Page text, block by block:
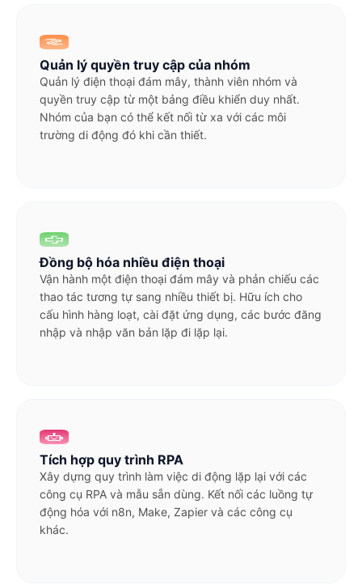
Quản lý quyền truy cập của nhóm
Quản lý điện thoại đám mây, thành viên nhóm và
quyền truy cập từ một bảng điều khiển duy nhất.
Nhóm của bạn có thể kết nối từ xa với các môi
trường di động đó khi cần thiết.
Đồng bộ hóa nhiều điện thoại
Vận hành một điện thoại đám mây và phản chiếu các
thao tác tương tự sang nhiều thiết bị. Hữu ích cho
cấu hình hàng loạt, cài đặt ứng dụng, các bước đăng
nhập và nhập văn bản lặp đi lặp lại.
Tích hợp quy trình RPA
Xây dựng quy trình làm việc di động lặp lại với các
công cụ RPA và mẫu sẵn dùng. Kết nối các luồng tự
động hóa với n8n, Make, Zapier và các công cụ
khác.